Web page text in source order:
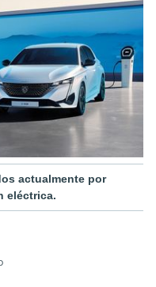
actualmente por
eléctrica.